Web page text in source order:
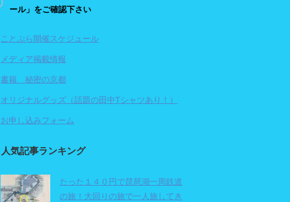
ール」をご確認下さい
ことぶら開催スケジュール
メディア掲載情報
書籍 秘密の京都
オリジナルグッズ（話題の田中Tシャツあり！）
お申し込みフォーム
人気記事ランキング
たった１４０円で琵琶湖一周鉄道
の旅！大回りの旅で一人旅してき